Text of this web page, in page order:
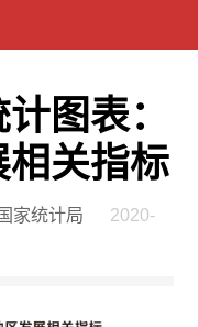
图表：
关指标
家统计局
2020-